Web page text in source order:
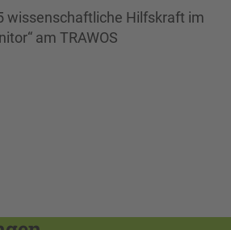
wissenschaftliche Hilfskraft im
am TRAWOS